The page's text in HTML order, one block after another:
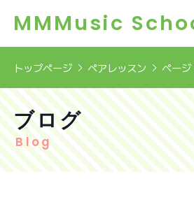
MMMusic
トップページ ペアレッスン ページ
ブログ
Blog